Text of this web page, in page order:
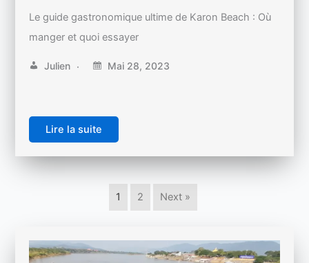
Le guide gastronomique ultime de Karon Beach : Où
manger et quoi essayer
Julien Mai 28, 2023
Lire la suite
1 2 Next »